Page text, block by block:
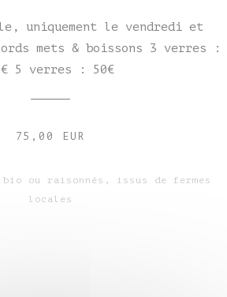
uniquement le vendredi et
mets & boissons 3 verres :
5 verres : 50€
75,00 EUR
ou raisonnés, issus de fermes
locales